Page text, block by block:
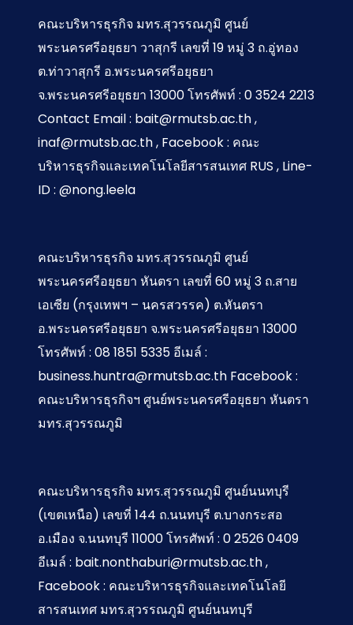
คณะบริหารธุรกิจ มทร.สุวรรณภูมิ ศูนย์
พระนครศรีอยุธยา วาสุกรี เลขที่ 19 หมู่ 3 ถ.อู่ทอง
ต.ท่าวาสุกรี อ.พระนครศรีอยุธยา
จ.พระนครศรีอยุธยา 13000 โทรศัพท์ : 0 3524 2213
Contact Email : bait@rmutsb.ac.th ,
inaf@rmutsb.ac.th , Facebook : คณะ
บริหารธุรกิจและเทคโนโลยีสารสนเทศ RUS , Line-
ID : @nong.leela
คณะบริหารธุรกิจ มทร.สุวรรณภูมิ ศูนย์
พระนครศรีอยุธยา หันตรา เลขที่ 60 หมู่ 3 ถ.สาย
เอเซีย (กรุงเทพฯ – นครสวรรค) ต.หันตรา
อ.พระนครศรีอยุธยา จ.พระนครศรีอยุธยา 13000
โทรศัพท์ : 08 1851 5335 อีเมล์ :
business.huntra@rmutsb.ac.th Facebook :
คณะบริหารธุรกิจฯ ศูนย์พระนครศรีอยุธยา หันตรา
มทร.สุวรรณภูมิ
คณะบริหารธุรกิจ มทร.สุวรรณภูมิ ศูนย์นนทบุรี
(เขตเหนือ) เลขที่ 144 ถ.นนทบุรี ต.บางกระสอ
อ.เมือง จ.นนทบุรี 11000 โทรศัพท์ : 0 2526 0409
อีเมล์ : bait.nonthaburi@rmutsb.ac.th ,
Facebook : คณะบริหารธุรกิจและเทคโนโลยี
สารสนเทศ มทร.สุวรรณภูมิ ศูนย์นนทบุรี